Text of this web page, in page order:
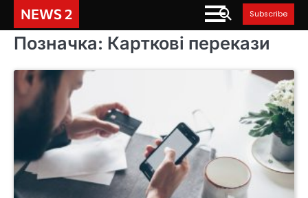
content
NEWS 2 Subscribe
Позначка: Карткові перекази